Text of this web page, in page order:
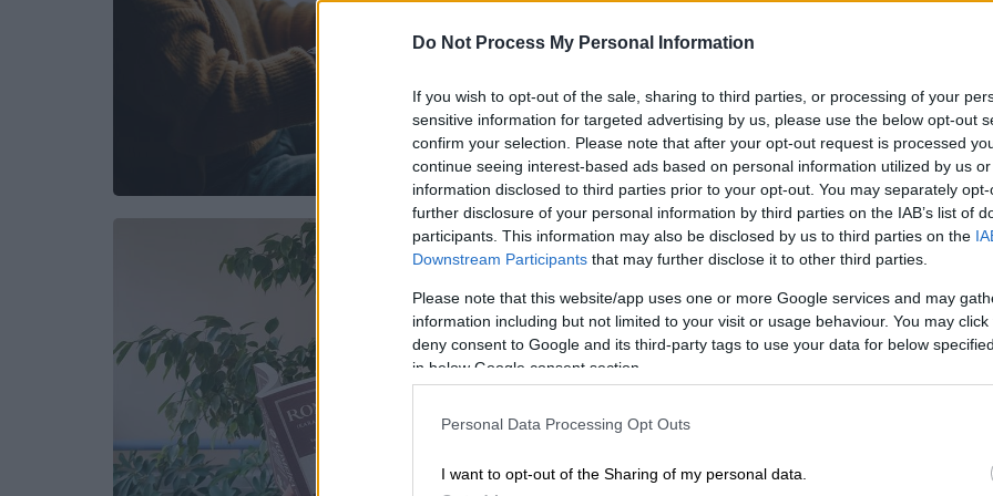
Do Not Process My Personal Information
If you wish to opt-out of the sale, sharing to third parties, or processing of your
sensitive information for targeted advertising by us, please use the below opt-out
confirm your selection. Please note that after your opt-out request is processed
continue seeing interest-based ads based on personal information utilized by us
information disclosed to third parties prior to your opt-out. You may separately
further disclosure of your personal information by third parties on the IAB’s list of
participants. This information may also be disclosed by us to third parties on the
Downstream Participants that may further disclose it to other third parties.
Please note that this website/app uses one or more Google services and may
information including but not limited to your visit or usage behaviour. You may
deny consent to Google and its third-party tags to use your data for below
in below Google consent section.
Personal Data Processing Opt Outs
I want to opt-out of the Sharing of my personal data.
Την χρησιμοποίησαν άλλωστε και
Τέιλορ Σουίφτ, Ίλον Μασκ
Οι άλλες δύο που «φιγουράρουν» στις
δημοφιλείς αναζητήσεις
Ελλάδα |28.10.2023 12:44
Το ποντιακό ιδίωμα, που
χρησιμοποιούν στην
καθημερινότητά τους οι κάτοικοι
του Όφεως στην Τουρκία,
παρουσιάζεται σε δύο βιβλία
Το λεξικό του Βαχίτ Τουρσούν
περιλαμβάνει 14.400 λέξεις, εκ των
οποίων περισσότερες από 4.000